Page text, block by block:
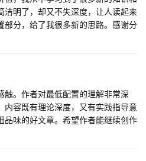
洁明了，却又不失深度，让人读起来
部分，给了我很多新的思路。感谢分
触。作者对最低配置的理解非常深
内容既有理论深度，又有实践指导意
品味的好文章。希望作者能继续创作